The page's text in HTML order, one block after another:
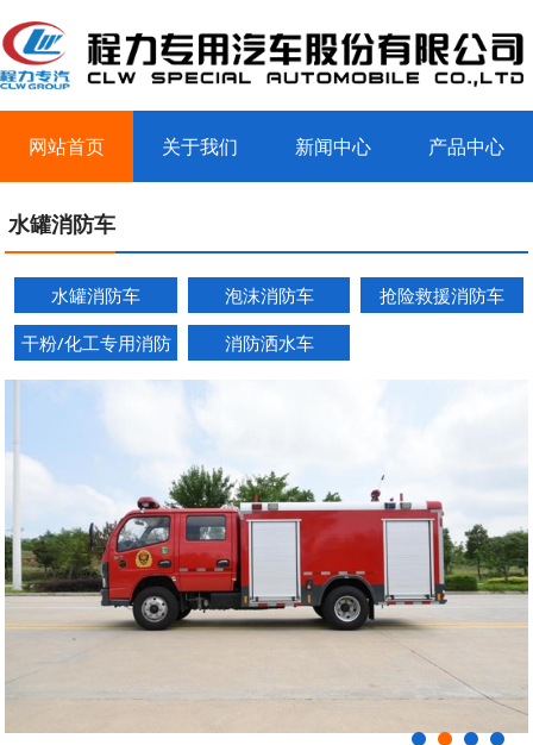
网站首页 关于我们 新闻中心 产品中心
客户案例
水罐消防车
水罐消防车 泡沫消防车
抢险救援消防车
干粉/化工专用消防
车
消防洒水车